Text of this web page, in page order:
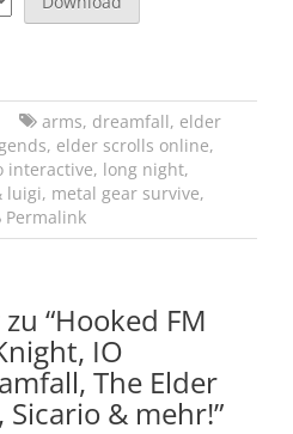
arms, dreamfall, elder
, elder scrolls online,
interactive, long night,
luigi, metal gear survive,
Permalink
“Hooked FM
IO
The Elder
Sicario & mehr!”